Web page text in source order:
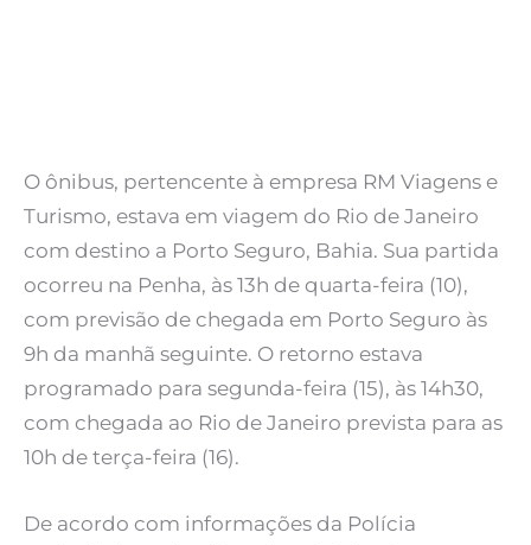
O ônibus, pertencente à empresa RM Viagens e
Turismo, estava em viagem do Rio de Janeiro
com destino a Porto Seguro, Bahia. Sua partida
ocorreu na Penha, às 13h de quarta-feira (10),
com previsão de chegada em Porto Seguro às
9h da manhã seguinte. O retorno estava
programado para segunda-feira (15), às 14h30,
com chegada ao Rio de Janeiro prevista para as
10h de terça-feira (16).
De acordo com informações da Polícia